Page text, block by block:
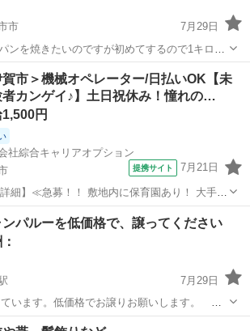
市
7月29日
ンを焼きたいのですが初めてするので1キロ買
しれないので、良ければ買ったけど使わなか
えて買っちゃったとかあれば譲っていただけ
い...
買いたい/ください
賀市＞機械オペレーター/日払いOK【未
者カンゲイ♪】土日祝休み！憧れの…
1,500円
社綜合キャリアオプション
提携サイト 7月21日
細】≪急募！！ 敷地内に保育園あり！ 大手製
シゴト♪≫ 誰もが知る製薬メーカーでのお仕
の検査、 検品、 梱包、 充填機への充填や前準
...
ンパルーを低価格で、譲ってください
7月29日
います。低価格でお譲りお願いします。 ど
いです！
阪駅 買いたい/ください